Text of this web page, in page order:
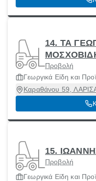
14. ΤΑ
Προβολή
Γεωργικά Είδη και
Καραθάνου 59,
15.
Προβολή
Γεωργικά Είδη και